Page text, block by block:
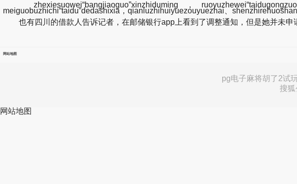
zhexiesuowei“bangjiaoguo”xinzhiduming，
meiguobuzhichi“taidu”dedashixia，qianluzhihuiyuezouyuezhai、
也有四川的借款人告诉记者，在邮储银行app上看到了调整通知，但是她并未申
网站地图
pg电子麻将胡了2试
搜
网站地图